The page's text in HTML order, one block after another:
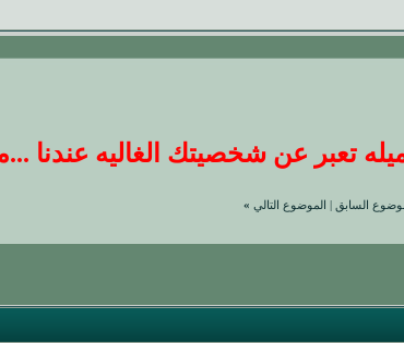
تعبر عن شخصيتك الغاليه عندنا ...مع
السابق الموضوع التالي »